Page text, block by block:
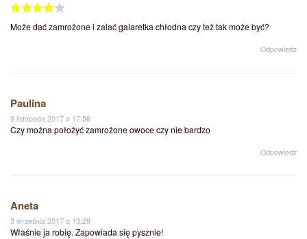
Może dać zamrożone i zalać galaretka chłodna czy też tak może być?
Odpowiedz
Paulina
9 listopada 2017 o 17:56
Czy można położyć zamrożone owoce czy nie bardzo
Odpowiedz
Aneta
3 września 2017 o 13:29
Właśnie ja robię. Zapowiada się pysznie!